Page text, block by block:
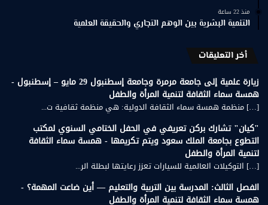
منذ 22 ساعة
التنمية البشرية بين الوهم التجاري والحقيقة العلمية
أخر التعليقات
زيارة علمية إلى جامعة مرمرة وجامعة إسطنبول 29 مايو – إسطنبول -
همسة سماء الثقافة لتنمية المرأة والطفل
[…] منظمة همسة سماء الثقافة الدولية: هي منظمة ثقافية ت...
"كيان" تشارك بركن تعريفي في الحفل الختامي السنوي لمكتب
التطوع بجامعة الملك سعود ويتم تكريمها - همسة سماء الثقافة
لتنمية المرأة والطفل
[…] التوكيلات العالمية للسيارات تعزز رعايتها لبطلة الر...
الفصل الثالث: المدرسة بين التربية والتعليم — أين ضاعت المهمة؟ -
همسة سماء الثقافة لتنمية المرأة والطفل